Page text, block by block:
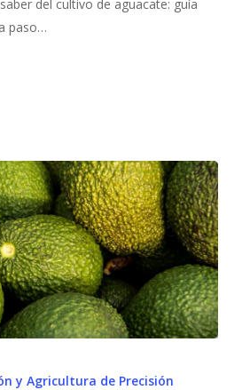
del cultivo de aguacate: guía
paso…
y Agricultura de Precisión